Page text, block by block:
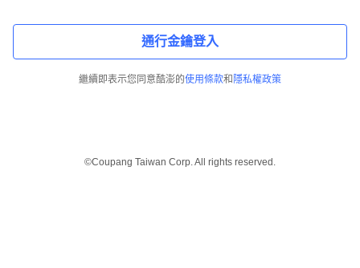
通行金鑰登入
繼續即表示您同意酷澎的使用條款和 隱私權政策
©Coupang Taiwan Corp. All rights reserved.